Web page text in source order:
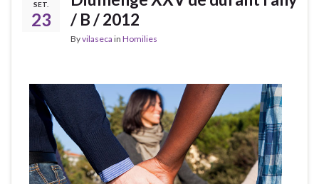
SET.
23
/ B / 2012
Byvilaseca in Homilies